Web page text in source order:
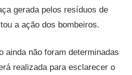
gerada pelos resíduos de
a ação dos bombeiros.
ainda não foram determinadas
realizada para esclarecer o